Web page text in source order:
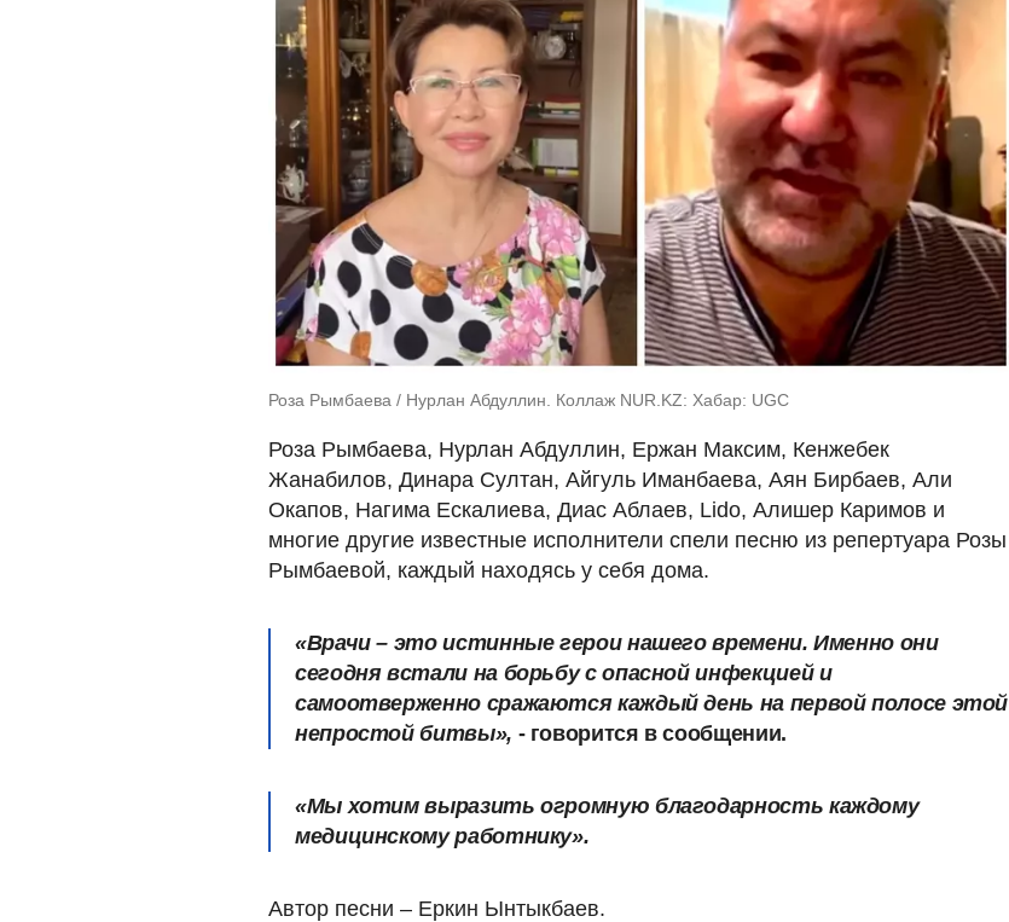
Роза Рымбаева / Нурлан Абдуллин. Коллаж NUR.KZ: Хабар: UGC
Роза Рымбаева, Нурлан Абдуллин, Ержан Максим, Кенжебек
Жанабилов, Динара Султан, Айгуль Иманбаева, Аян Бирбаев, Али
Окапов, Нагима Ескалиева, Диас Аблаев, Lido, Алишер Каримов и
многие другие известные исполнители спели песню из репертуара Розы
Рымбаевой, каждый находясь у себя дома.
«Врачи – это истинные герои нашего времени. Именно они
сегодня встали на борьбу с опасной инфекцией и
самоотверженно сражаются каждый день на первой полосе этой
непростой битвы», - говорится в сообщении.
«Мы хотим выразить огромную благодарность каждому
медицинскому работнику».
Автор песни – Еркин Ынтыкбаев.